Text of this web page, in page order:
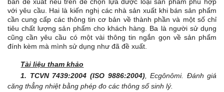
với yêu cầu. Hai là kiến nghị các nhà sản xuất khi bán sản phẩm
cần cung cấp các thông tin cơ bản về thành phần và một số chỉ
tiêu chất lượng sản phẩm cho khách hàng. Ba là người sử dụng
cũng cần yêu cầu có một vài thông tin ngắn gọn về sản phẩm
đính kèm mà mình sử dụng như đã đề xuất.
Tài liệu tham khảo
1. TCVN 7439:2004 (ISO 9886:2004), Ecgônômi. Đánh giá
căng thẳng nhiệt bằng phép đo các thông số sinh lý.